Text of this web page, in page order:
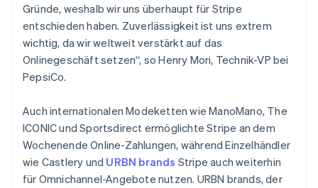
Gründe, weshalb wir uns überhaupt für Stripe
entschieden haben. Zuverlässigkeit ist uns extrem
wichtig, da wir weltweit verstärkt auf das
Onlinegeschäft setzen“, so Henry Mori, Technik-VP bei
PepsiCo.
Auch internationalen Modeketten wie ManoMano, The
ICONIC und Sportsdirect ermöglichte Stripe an dem
Wochenende Online-Zahlungen, während Einzelhändler
wie Castlery und URBN brands Stripe auch weiterhin
für Omnichannel-Angebote nutzen. URBN brands, der
Deutschland
DeutschEnglish
Estland
English
Festlandchina
简体中文
EnglishSvenska
Frankreich
Français English
Gibraltar
English
Griechenland